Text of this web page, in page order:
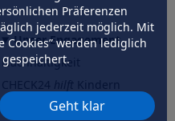
Präferenzen
jederzeit möglich. Mit
Cookies” werden lediglich
Geht klar
Unser Engagement
Nachhaltigkeit
CHECK24hilftder Natur